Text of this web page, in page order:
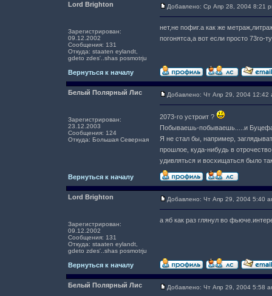
Lord Brighton
Зарегистрирован:
09.12.2002
Сообщения: 131
Откуда: staaten eylandt,
gdeto zdes'..shas posmotrju
Добавлено: Ср Апр 28, 2004 8:21
нет,не пофиг.а как же
погонятса,а вот если просто
Вернуться к началу
Белый Полярный Лис
Зарегистрирован:
23.12.2003
Сообщения: 124
Откуда: Большая Северная
Добавлено: Чт Апр 29, 2004 12:42
2073-го устроит ?
Побываешь-побываешь.....и
Я не стал бы, например,
прошлое, куда-нибудь в
удивляться и восхищаться было
Вернуться к началу
Lord Brighton
Зарегистрирован:
09.12.2002
Сообщения: 131
Откуда: staaten eylandt,
gdeto zdes'..shas posmotrju
Добавлено: Чт Апр 29, 2004 5:40
а яб как раз глянул во
Вернуться к началу
Белый Полярный Лис Добавлено: Чт Апр 29, 2004 5:58